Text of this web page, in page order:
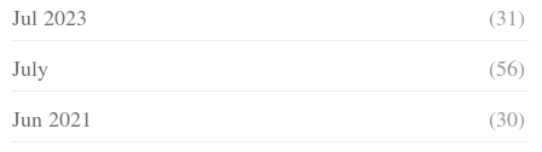
Jul 2023
(31)
July
(56)
Jun 2021
(30)